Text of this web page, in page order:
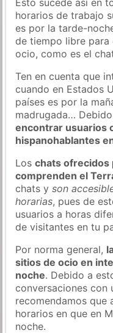
horarios de trabajo
es por la tarde-
de tiempo libre
ocio, como es el
Ten en cuenta que
cuando en Estados
países es por la
madrugada…
encontrar usuarios
hispanohablantes
Loschats ofrecidos
comprenden el
chats yson
horarias, pues de
usuarios a horas
de visitantes en tu
Por norma general,
sitios de ocio en
noche. Debido a
conversaciones con
recomendamos que
horarios en que en
noche.